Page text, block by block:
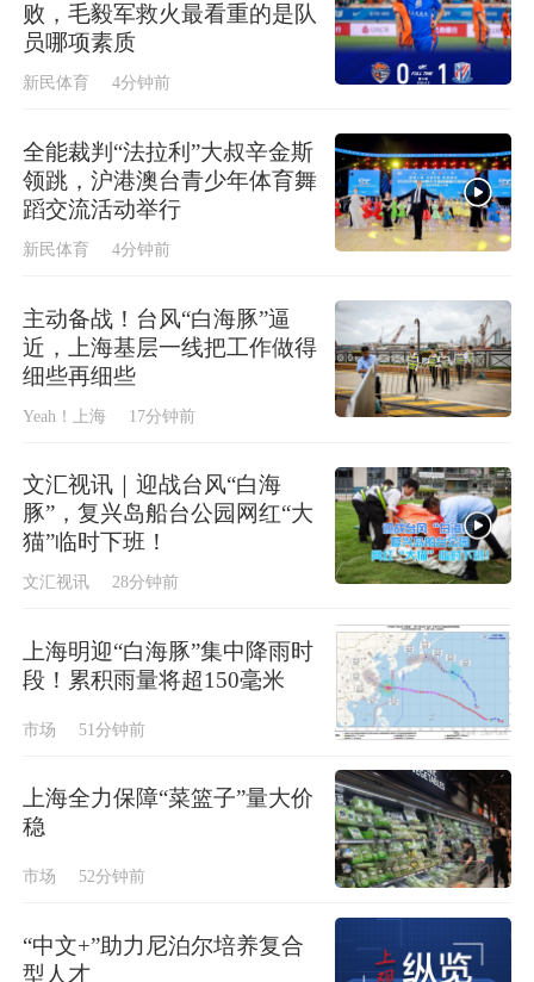
败，毛毅军救火最看重的是队
员哪项素质
新民体育 4分钟前
全能裁判“法拉利”大叔辛金斯
领跳，沪港澳台青少年体育舞
蹈交流活动举行
新民体育 4分钟前
主动备战！台风“白海豚”逼
近，上海基层一线把工作做得
细些再细些
Yeah！上海 17分钟前
文汇视讯｜迎战台风“白海
豚”，复兴岛船台公园网红“大
猫”临时下班！
文汇视讯 28分钟前
上海明迎“白海豚”集中降雨时
段！累积雨量将超150毫米
市场 51分钟前
上海全力保障“菜篮子”量大价
稳
市场 52分钟前
“中文+”助力尼泊尔培养复合
型人才